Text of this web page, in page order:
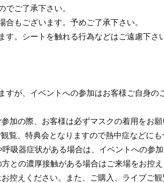
ご了承下さい。
もございます。予めご了承下さい。
。シートを触れる行為などはご遠慮下さい
が、イベントへの参加はお客様ご自身の
加の際、お客様は必ずマスクの着用をお
覧、特典会となりますので熱中症などにも
器症状がある場合は、イベントへの参加
の濃厚接触がある場合はご来場をお控え
控えください。また、ご購入、ライブご